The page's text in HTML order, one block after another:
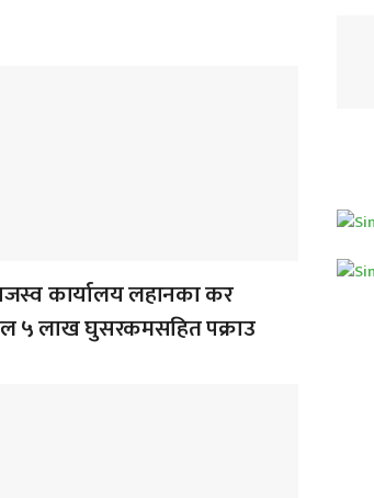
कार्यालय लहानका कर
५ लाख घुसरकमसहित पक्राउ